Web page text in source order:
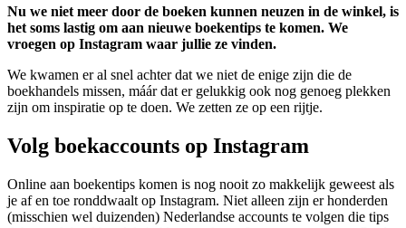
Nu we niet meer door de boeken kunnen neuzen in de winkel, is
het soms lastig om aan nieuwe boekentips te komen. We
vroegen op Instagram waar jullie ze vinden.
We kwamen er al snel achter dat we niet de enige zijn die de
boekhandels missen, máár dat er gelukkig ook nog genoeg plekken
zijn om inspiratie op te doen. We zetten ze op een rijtje.
Volg boekaccounts op Instagram
Online aan boekentips komen is nog nooit zo makkelijk geweest als
je af en toe ronddwaalt op Instagram. Niet alleen zijn er honderden
(misschien wel duizenden) Nederlandse accounts te volgen die tips